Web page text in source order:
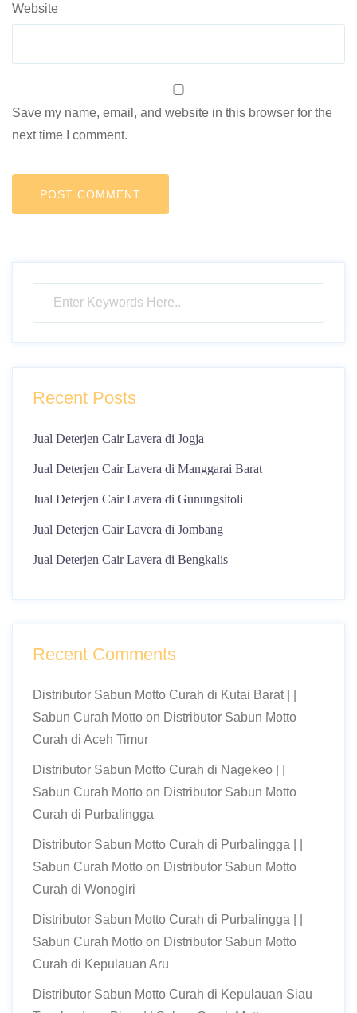
Website
Save my name, email, and website in this browser for the
next time I comment.
Recent Posts
Jual Deterjen Cair Lavera di Jogja
Jual Deterjen Cair Lavera di Manggarai Barat
Jual Deterjen Cair Lavera di Gunungsitoli
Jual Deterjen Cair Lavera di Jombang
Jual Deterjen Cair Lavera di Bengkalis
Recent Comments
Distributor Sabun Motto Curah di Kutai Barat | |
Sabun Curah Motto on Distributor Sabun Motto
Curah di Aceh Timur
Distributor Sabun Motto Curah di Nagekeo | |
Sabun Curah Motto on Distributor Sabun Motto
Curah di Purbalingga
Distributor Sabun Motto Curah di Purbalingga | |
Sabun Curah Motto on Distributor Sabun Motto
Curah di Wonogiri
Distributor Sabun Motto Curah di Purbalingga | |
Sabun Curah Motto on Distributor Sabun Motto
Curah di Kepulauan Aru
Distributor Sabun Motto Curah di Kepulauan Siau